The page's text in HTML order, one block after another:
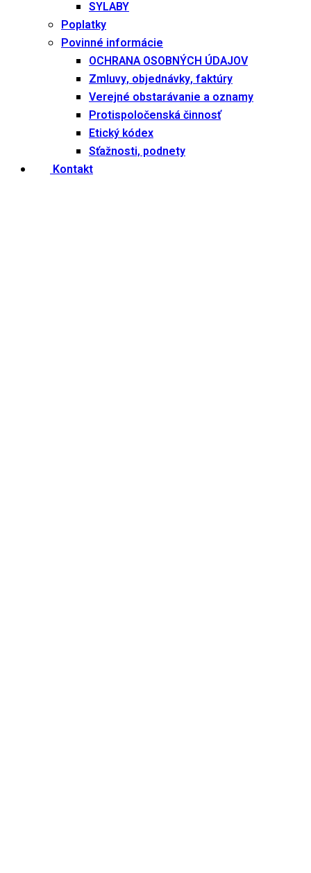
SYLABY
Poplatky
Povinné informácie
OCHRANA OSOBNÝCH ÚDAJOV
Zmluvy, objednávky, faktúry
Verejné obstarávanie a oznamy
Protispoločenská činnosť
Etický kódex
Sťažnosti, podnety
Kontakt